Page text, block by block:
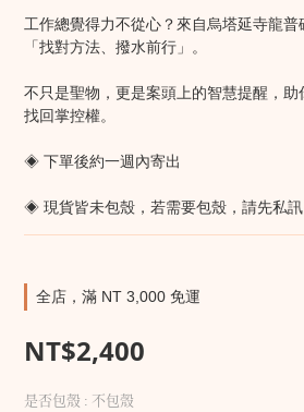
工作總覺得力不從心？來自烏塔延寺龍
「找對方法、撥水前行」。
不只是聖物，更是案頭上的智慧提醒，助
找回掌控權。
◈ 下單後約一週內寄出
◈ 現貨皆未包殼，若需要包殼，請先私訊
全店，滿 NT 3,000 免運
NT$2,400
是否包殼 : 不包殼